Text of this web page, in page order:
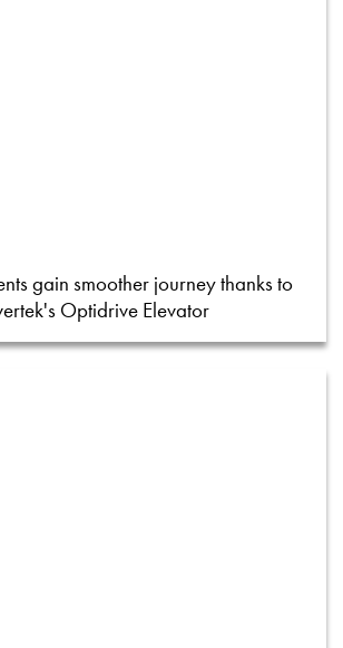
gain smoother journey thanks to
Optidrive Elevator